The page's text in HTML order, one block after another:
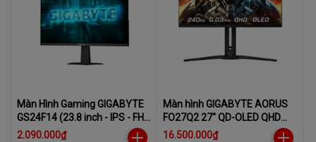
Màn Hình Gaming GIGABYTE
GS24F14 (23.8 inch - IPS - FHD
- 144Hz - 1ms)
2.090.000₫
Màn hình GIGABYTE AORUS
FO27Q2 27″ QD-OLED QHD
240Hz 0.03ms
16.500.000₫